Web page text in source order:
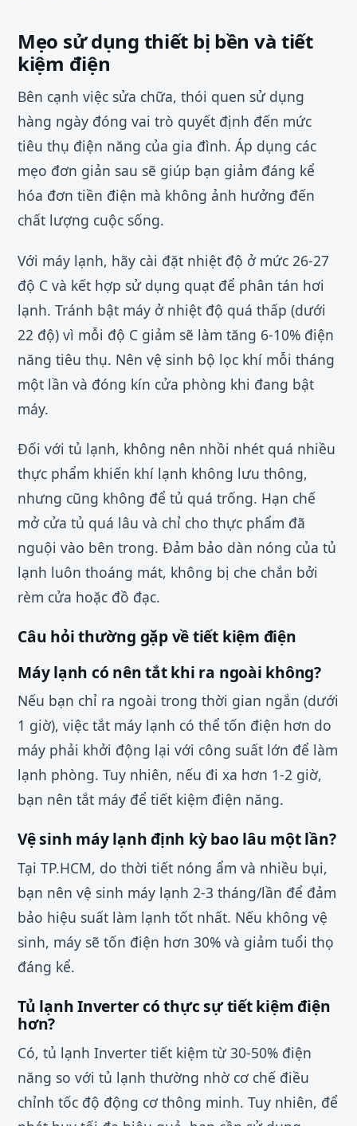
Mẹo sử dụng thiết bị bền và tiết
kiệm điện
Bên cạnh việc sửa chữa, thói quen sử dụng
hàng ngày đóng vai trò quyết định đến mức
tiêu thụ điện năng của gia đình. Áp dụng các
mẹo đơn giản sau sẽ giúp bạn giảm đáng kể
hóa đơn tiền điện mà không ảnh hưởng đến
chất lượng cuộc sống.
Với máy lạnh, hãy cài đặt nhiệt độ ở mức 26-27
độ C và kết hợp sử dụng quạt để phân tán hơi
lạnh. Tránh bật máy ở nhiệt độ quá thấp (dưới
22 độ) vì mỗi độ C giảm sẽ làm tăng 6-10% điện
năng tiêu thụ. Nên vệ sinh bộ lọc khí mỗi tháng
một lần và đóng kín cửa phòng khi đang bật
máy.
Đối với tủ lạnh, không nên nhồi nhét quá nhiều
thực phẩm khiến khí lạnh không lưu thông,
nhưng cũng không để tủ quá trống. Hạn chế
mở cửa tủ quá lâu và chỉ cho thực phẩm đã
nguội vào bên trong. Đảm bảo dàn nóng của tủ
lạnh luôn thoáng mát, không bị che chắn bởi
rèm cửa hoặc đồ đạc.
Câu hỏi thường gặp về tiết kiệm điện
Máy lạnh có nên tắt khi ra ngoài không?
Nếu bạn chỉ ra ngoài trong thời gian ngắn (dưới
1 giờ), việc tắt máy lạnh có thể tốn điện hơn do
máy phải khởi động lại với công suất lớn để làm
lạnh phòng. Tuy nhiên, nếu đi xa hơn 1-2 giờ,
bạn nên tắt máy để tiết kiệm điện năng.
Vệ sinh máy lạnh định kỳ bao lâu một lần?
Tại TP.HCM, do thời tiết nóng ẩm và nhiều bụi,
bạn nên vệ sinh máy lạnh 2-3 tháng/lần để đảm
bảo hiệu suất làm lạnh tốt nhất. Nếu không vệ
sinh, máy sẽ tốn điện hơn 30% và giảm tuổi thọ
đáng kể.
Tủ lạnh Inverter có thực sự tiết kiệm điện
hơn?
Có, tủ lạnh Inverter tiết kiệm từ 30-50% điện
năng so với tủ lạnh thường nhờ cơ chế điều
chỉnh tốc độ động cơ thông minh. Tuy nhiên, để